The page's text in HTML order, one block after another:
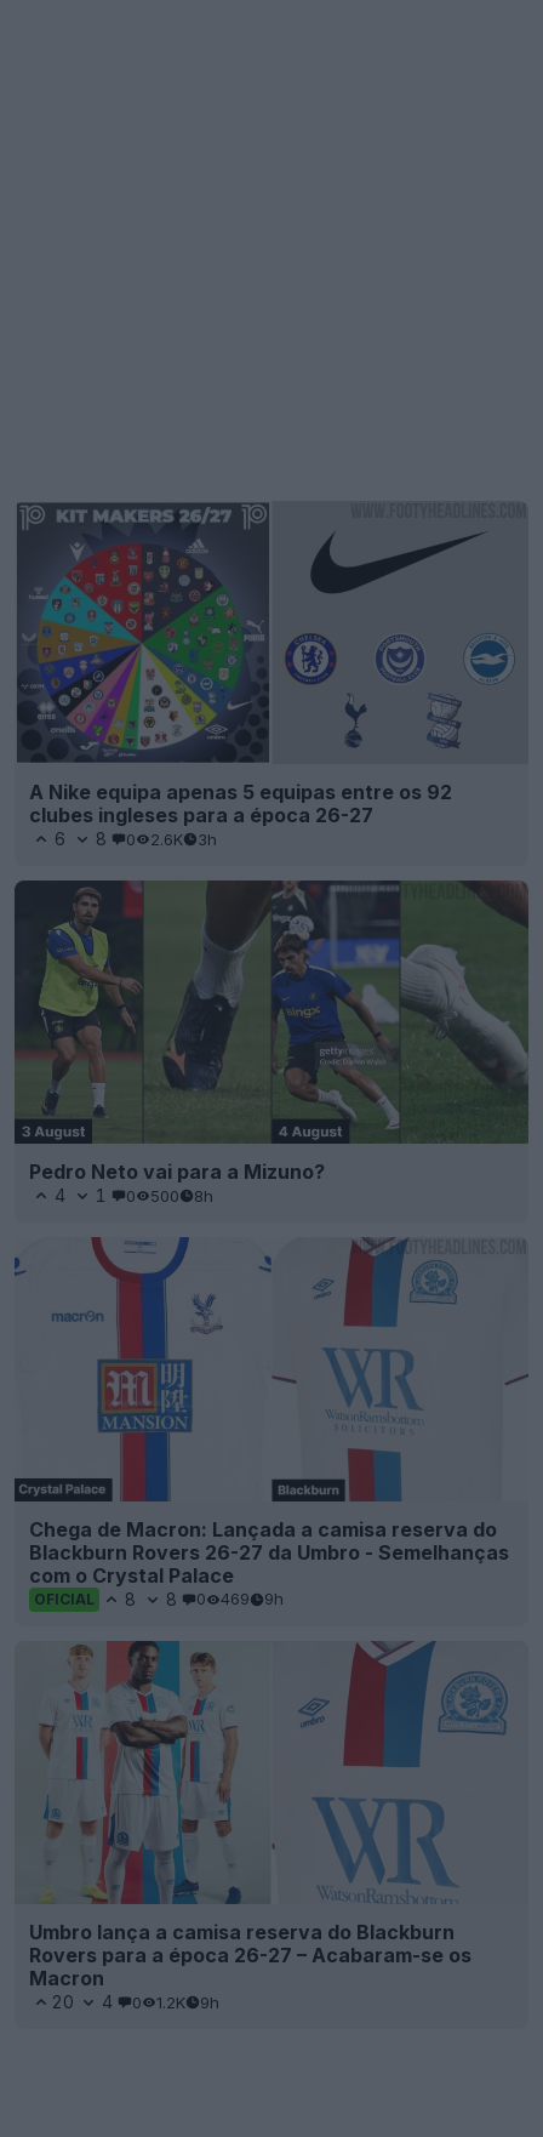
A Nike equipa apenas 5 equipas entre os 92
clubes ingleses para a época 26-27
6 8 0 2.6K 3h
Pedro Neto vai para a Mizuno?
4 1 0 500 8h
Chega de Macron: Lançada a camisa reserva do
Blackburn Rovers 26-27 da Umbro - Semelhanças
com o Crystal Palace
OFICIAL 8 8 0 469 9h
Umbro lança a camisa reserva do Blackburn
Rovers para a época 26-27 – Acabaram-se os
Macron
20 4 0 1.2K 9h